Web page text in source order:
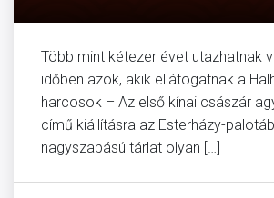
Több mint kétezer évet utazhatnak
időben azok, akik ellátogatnak a
harcosok – Az első kínai császár
című kiállításra az Esterházy-
nagyszabású tárlat olyan […]